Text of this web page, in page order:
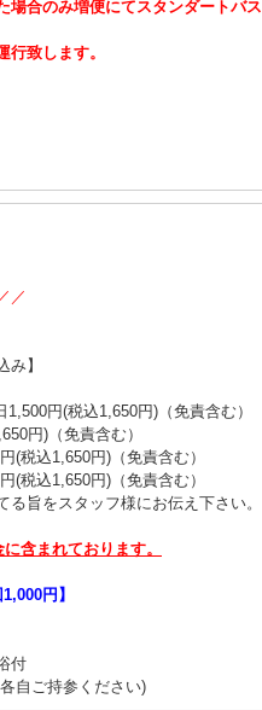
合のみ増便にてスタンダートバス
致します。
／
】
円(税込1,650円)（免責含む）
円)（免責含む）
税込1,650円)（免責含む）
(税込1,650円)（免責含む）
旨をスタッフ様にお伝え下さい。
含まれております。
円】
付
自ご持参ください)